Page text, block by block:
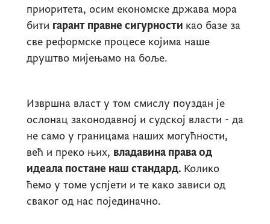
приоритета, осим економске држава мора
бити гарант правне сигурности као базе за
све реформске процесе којима наше
друштво мијењамо на боље.
Извршна власт у том смислу поуздан је
ослонац законодавној и судској власти - да
не само у границама наших могућности,
већ и преко њих, владавина права од
идеала постане наш стандард. Колико
ћемо у томе успјети и те како зависи од
сваког од нас појединачно.